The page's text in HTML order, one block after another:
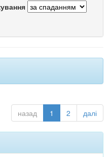
назад 1 2 далі